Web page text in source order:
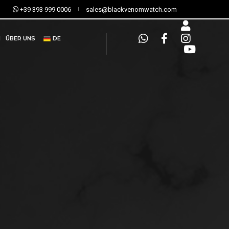
+39 393 999 0006 sales@blackvenomwatch.com
ÜBER UNS DE